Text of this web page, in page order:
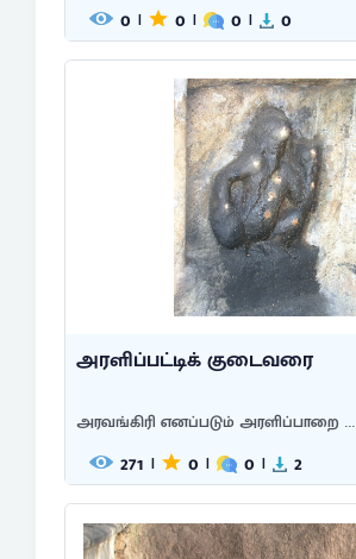
0 | 0 | 0 | 0
அரளிப்பட்டிக் குடைவரை
அரவங்கிரி எனப்படும் அரளிப்பாறை ...
271 | 0 | 0 | 2